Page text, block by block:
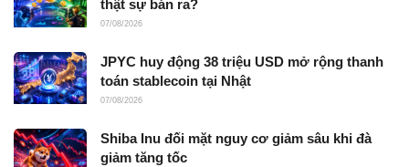
thật sự bán ra?
07/08/2026
JPYC huy động 38 triệu USD mở rộng thanh
toán stablecoin tại Nhật
07/08/2026
Shiba Inu đối mặt nguy cơ giảm sâu khi đà
giảm tăng tốc